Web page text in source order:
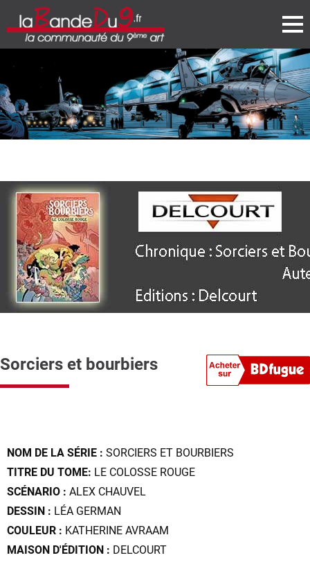
Sorciers et bourbiers
NOM DE LA SÉRIE : SORCIERS ET BOURBIERS
TITRE DU TOME: LE COLOSSE ROUGE
SCÉNARIO : ALEX CHAUVEL
DESSIN : LÉA GERMAN
COULEUR : KATHERINE AVRAAM
MAISON D'ÉDITION : DELCOURT